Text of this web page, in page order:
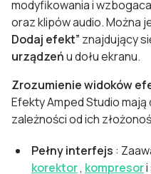
modyfikowania i
oraz klipów audio. Można
Dodaj efekt” znajdujący
urządzeńu dołu ekranu.
Zrozumienie widoków
Efekty Amped Studio mają
zależności od ich
Pełny interfejs :
korektor, kompresori